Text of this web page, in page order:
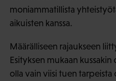
moniammatillista
aikuisten kanssa.
Määrälliseen rajaukseen
Esityksen mukaan kussakin
olla vain viisi tuen tarpeista